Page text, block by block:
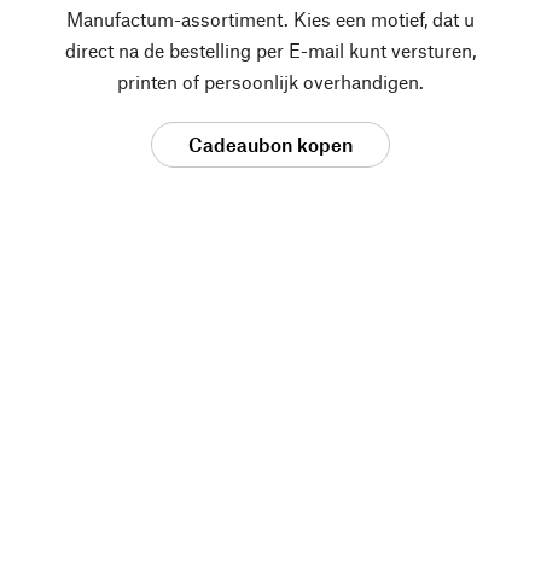
Manufactum-assortiment. Kies een motief, dat u
direct na de bestelling per E-mail kunt versturen,
printen of persoonlijk overhandigen.
Cadeaubon kopen